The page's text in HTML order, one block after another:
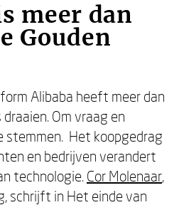
meer dan
Gouden
Alibaba heeft meer dan
Om vraag en
stemmen. Het koopgedrag
en bedrijven verandert
technologie. Cor Molenaar,
schrijft in Het einde van